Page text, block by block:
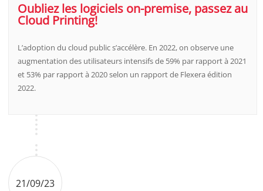
Oubliez les logiciels on-premise, passez au
Cloud Printing!
L’adoption du cloud public s’accélère. En 2022, on observe une
augmentation des utilisateurs intensifs de 59% par rapport à 2021
et 53% par rapport à 2020 selon un rapport de Flexera édition
2022.
21/09/23